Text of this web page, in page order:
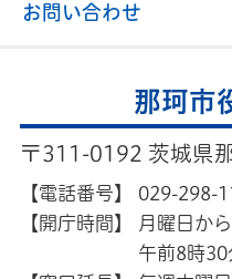
お問い合わせ
那珂市
〒311-0192 茨城県
【電話番号】
029-298-
【開庁時間】
月曜日か
午前8時